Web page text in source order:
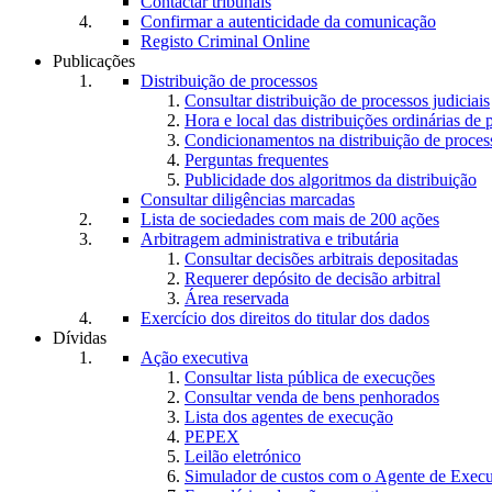
Confirmar a autenticidade da comunicação
Registo Criminal Online
Publicações
Distribuição de processos
Consultar distribuição de processos judiciais
Hora e local das distribuições ordinárias de
Condicionamentos na distribuição de
Perguntas frequentes
Publicidade dos algoritmos da distribuição
Consultar diligências marcadas
Lista de sociedades com mais de 200 ações
Arbitragem administrativa e tributária
Consultar decisões arbitrais depositadas
Requerer depósito de decisão arbitral
Área reservada
Exercício dos direitos do titular dos dados
Dívidas
Ação executiva
Consultar lista pública de execuções
Consultar venda de bens penhorados
Lista dos agentes de execução
PEPEX
Leilão eletrónico
Simulador de custos com o Agente de